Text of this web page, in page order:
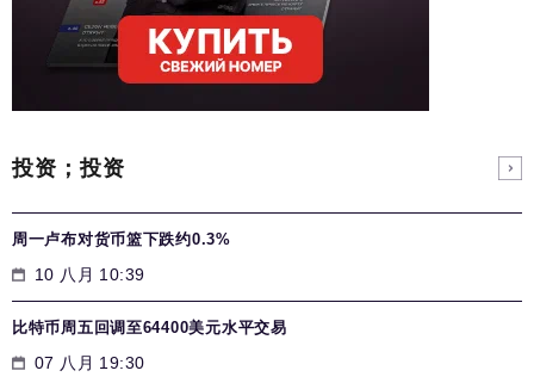
投资；投资
周一卢布对货币篮下跌约0.3%
10 八月 10:39
比特币周五回调至64400美元水平交易
07 八月 19:30